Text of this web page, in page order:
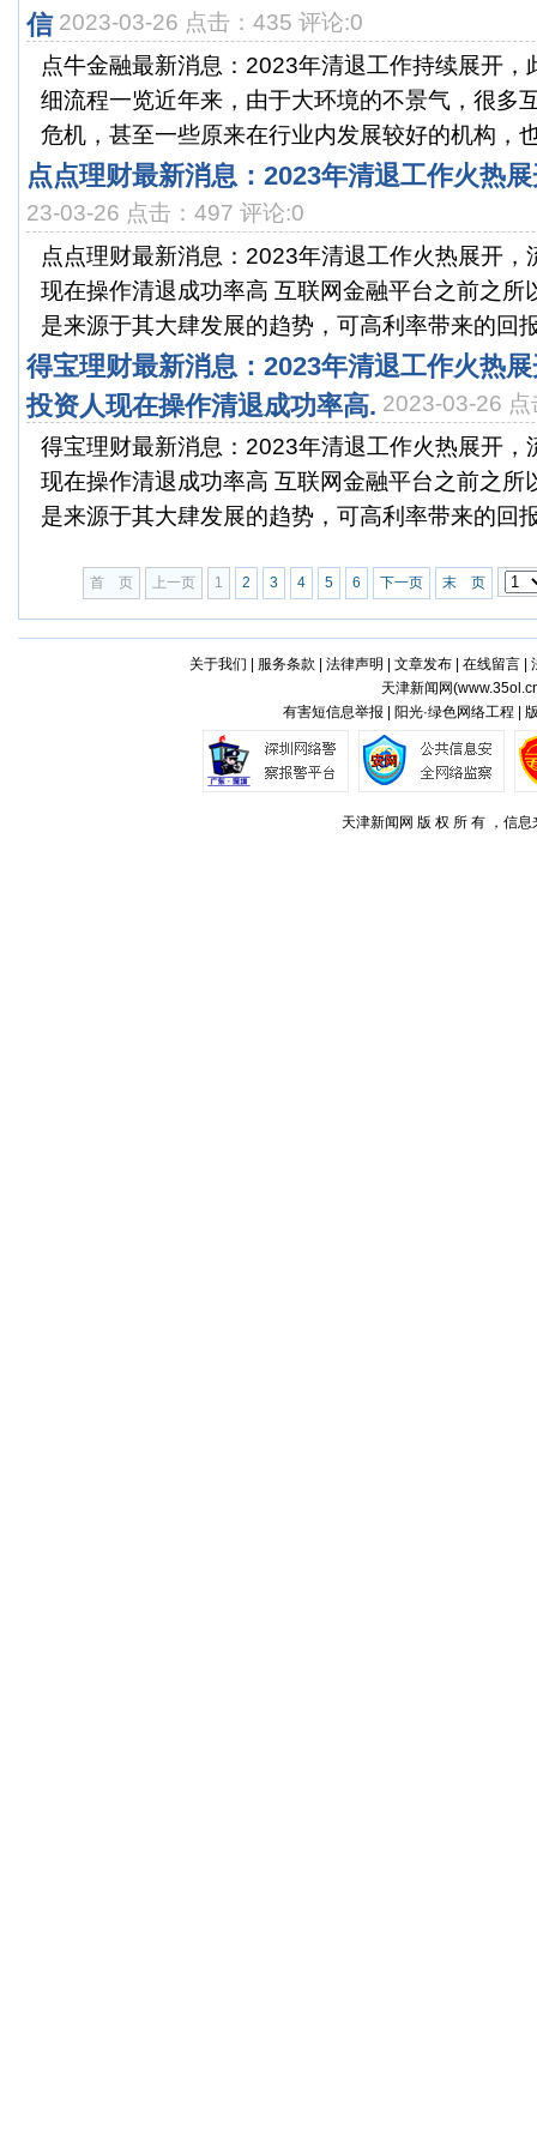
信 2023-03-26 点击：435 评论:0
点牛金融最新消息：2023年清退工作持续展开，
细流程一览近年来，由于大环境的不景气，很多
危机，甚至一些原来在行业内发展较好的机构，
点点理财最新消息：2023年清退工作火热
23-03-26 点击：497 评论:0
点点理财最新消息：2023年清退工作火热展开，
现在操作清退成功率高 互联网金融平台之前之所
是来源于其大肆发展的趋势，可高利率带来的回
得宝理财最新消息：2023年清退工作火热
投资人现在操作清退成功率高. 2023-03-26
得宝理财最新消息：2023年清退工作火热展开，
现在操作清退成功率高 互联网金融平台之前之所
是来源于其大肆发展的趋势，可高利率带来的回
首 页 上一页 1 2 3 4 5 6 下一页 末 页
关于我们 服务条款 法律声明 文章发布| 在线留言|
天津新闻网(
有害短信息举报 | 阳光·绿色网络工程 |
天津新闻网 版 权 所 有 ，信